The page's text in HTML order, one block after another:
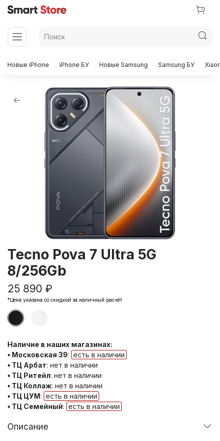
Новые iPhone iPhone БУ Новые Samsung Samsung БУ
Tecno Pova 7 Ultra 5G
8/256Gb
25 890 ₽
*Цена указана со скидкой за наличный расчёт
Наличие в наших магазинах:
• Московская 39: есть в наличии
• ТЦ Арбат: нет в наличии
• ТЦ Ритейл: нет в наличии
• ТЦ Коллаж: нет в наличии
• ТЦ ЦУМ: есть в наличии
• ТЦ Семейный: есть в наличии
Описание